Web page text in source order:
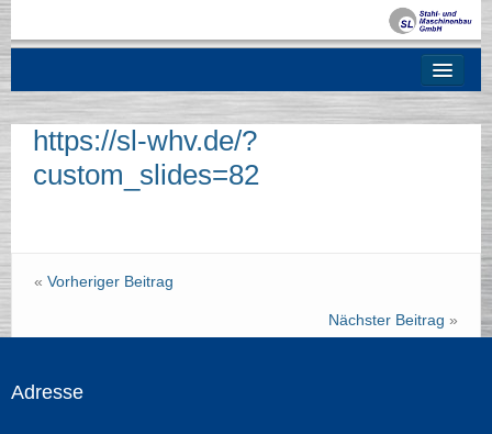
Entwicklungspartner
Lohnfertigung
https://sl-whv.de/?
custom_slides=82
« Vorheriger Beitrag
Nächster Beitrag »
Adresse